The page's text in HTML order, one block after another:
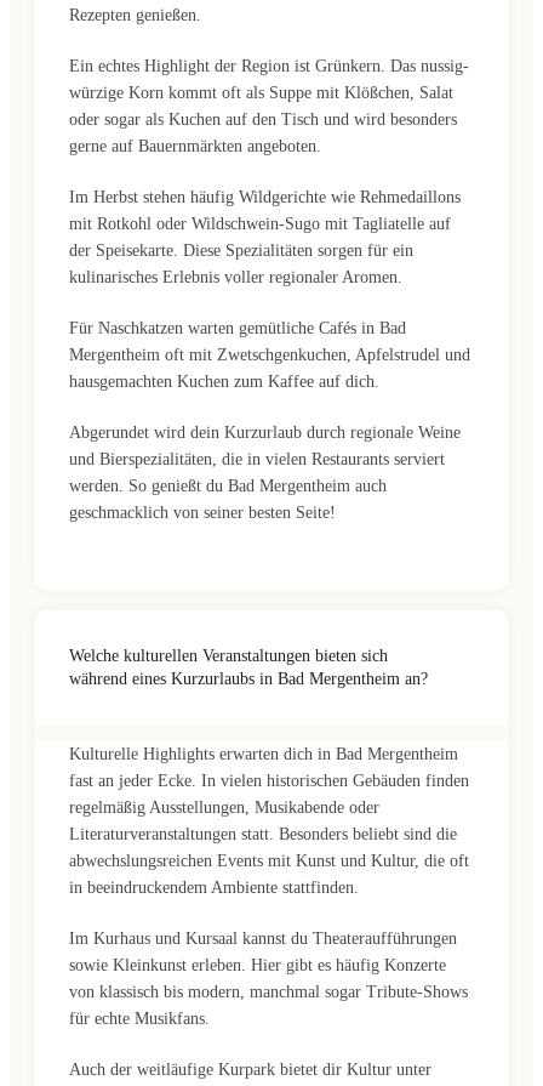
Rezepten genießen.
Ein echtes Highlight der Region ist Grünkern. Das nussig-
würzige Korn kommt oft als Suppe mit Klößchen, Salat
oder sogar als Kuchen auf den Tisch und wird besonders
gerne auf Bauernmärkten angeboten.
Im Herbst stehen häufig Wildgerichte wie Rehmedaillons
mit Rotkohl oder Wildschwein-Sugo mit Tagliatelle auf
der Speisekarte. Diese Spezialitäten sorgen für ein
kulinarisches Erlebnis voller regionaler Aromen.
Für Naschkatzen warten gemütliche Cafés in Bad
Mergentheim oft mit Zwetschgenkuchen, Apfelstrudel und
hausgemachten Kuchen zum Kaffee auf dich.
Abgerundet wird dein Kurzurlaub durch regionale Weine
und Bierspezialitäten, die in vielen Restaurants serviert
werden. So genießt du Bad Mergentheim auch
geschmacklich von seiner besten Seite!
Welche kulturellen Veranstaltungen bieten sich
während eines Kurzurlaubs in Bad Mergentheim an?
Kulturelle Highlights erwarten dich in Bad Mergentheim
fast an jeder Ecke. In vielen historischen Gebäuden finden
regelmäßig Ausstellungen, Musikabende oder
Literaturveranstaltungen statt. Besonders beliebt sind die
abwechslungsreichen Events mit Kunst und Kultur, die oft
in beeindruckendem Ambiente stattfinden.
Im Kurhaus und Kursaal kannst du Theateraufführungen
sowie Kleinkunst erleben. Hier gibt es häufig Konzerte
von klassisch bis modern, manchmal sogar Tribute-Shows
für echte Musikfans.
Auch der weitläufige Kurpark bietet dir Kultur unter